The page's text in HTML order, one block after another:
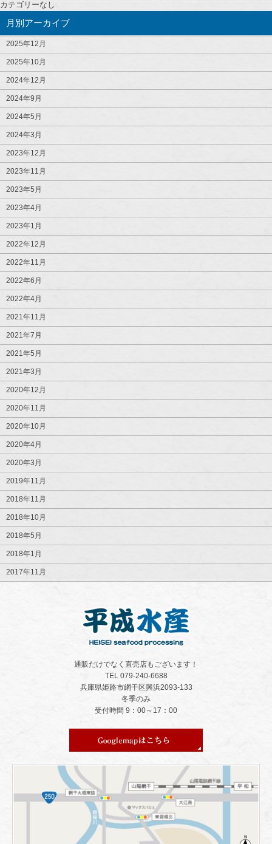
カテゴリーなし
月別アーカイブ
2025年12月
2025年10月
2024年12月
2024年9月
2024年5月
2024年3月
2023年12月
2023年11月
2023年5月
2023年4月
2023年1月
2022年12月
2022年11月
2022年6月
2022年4月
2021年11月
2021年7月
2021年5月
2021年3月
2020年12月
2020年11月
2020年10月
2020年4月
2020年3月
2019年11月
2018年11月
2018年10月
2018年5月
2018年1月
2017年11月
通販だけでなく直売店もございます！
TEL 079-240-6688
兵庫県姫路市網干区興浜2093-133
冬季のみ
受付時間 9：00～17：00